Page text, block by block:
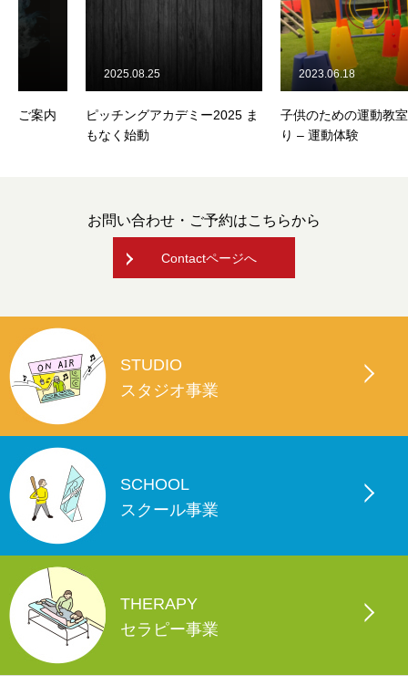
ピッチングアカデミー2025 ま
子供のための運動教室の始ま
り – 運動体験
お問い合わせ・ご予約はこちらから
Contactページへ
STUDIO
スタジオ事業
SCHOOL
スクール事業
THERAPY
セラピー事業